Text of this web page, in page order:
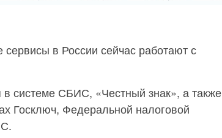
сервисы в России сейчас работают с
системе СБИС, «Честный знак», а также
Госключ, Федеральной налоговой